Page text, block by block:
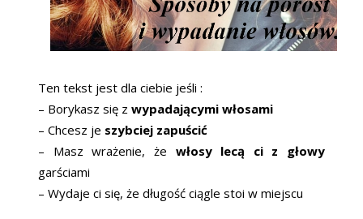
Ten tekst jest dla ciebie jeśli :
– Borykasz się z wypadającymi włosami
– Chcesz je szybciej zapuścić
– Masz wrażenie, że włosy lecą ci z głowy
garściami
– Wydaje ci się, że długość ciągle stoi w miejscu